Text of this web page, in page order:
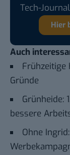
Tech-
Hier
Auch
Frühzeitige
Gründe
Grünheide:
bessere
Ohne